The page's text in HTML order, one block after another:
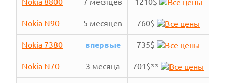
Nokia N90 5 месяцев 760$
Nokia 7380 впервые 735$
Nokia N70 3 месяца 701$**